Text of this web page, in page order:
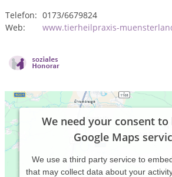
Telefon: 0173/6679824
Web:
www.tierheilpraxis-
We need your consent
Google Maps
We use a third party service to
that may collect data about your